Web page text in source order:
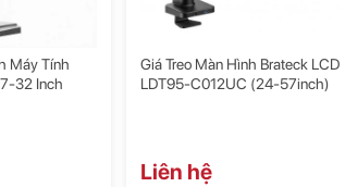
mỏi
Máy Tính
32 Inch
Giá Treo Màn Hình Brateck LCD
LDT95-C012UC (24-57inch)
Liên hệ